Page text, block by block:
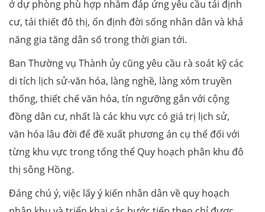
ở dự phòng phù hợp nhằm đáp ứng yêu cầu tái định
cư, tái thiết đô thị, ổn định đời sống nhân dân và khả
năng gia tăng dân số trong thời gian tới.
Ban Thường vụ Thành ủy cũng yêu cầu rà soát kỹ các
di tích lịch sử-văn hóa, làng nghề, làng xóm truyền
thống, thiết chế văn hóa, tín ngưỡng gắn với cộng
đồng dân cư, nhất là các khu vực có giá trị lịch sử,
văn hóa lâu đời để đề xuất phương án cụ thể đối với
từng khu vực trong tổng thể Quy hoạch phân khu đô
thị sông Hồng.
Đáng chú ý, việc lấy ý kiến nhân dân về quy hoạch